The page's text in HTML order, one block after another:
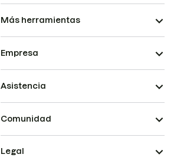
Más herramientas
Empresa
Asistencia
Comunidad
Legal